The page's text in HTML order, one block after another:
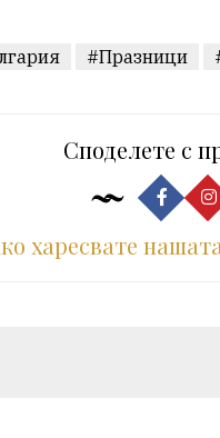
#Празници
Споделете с
харесвате